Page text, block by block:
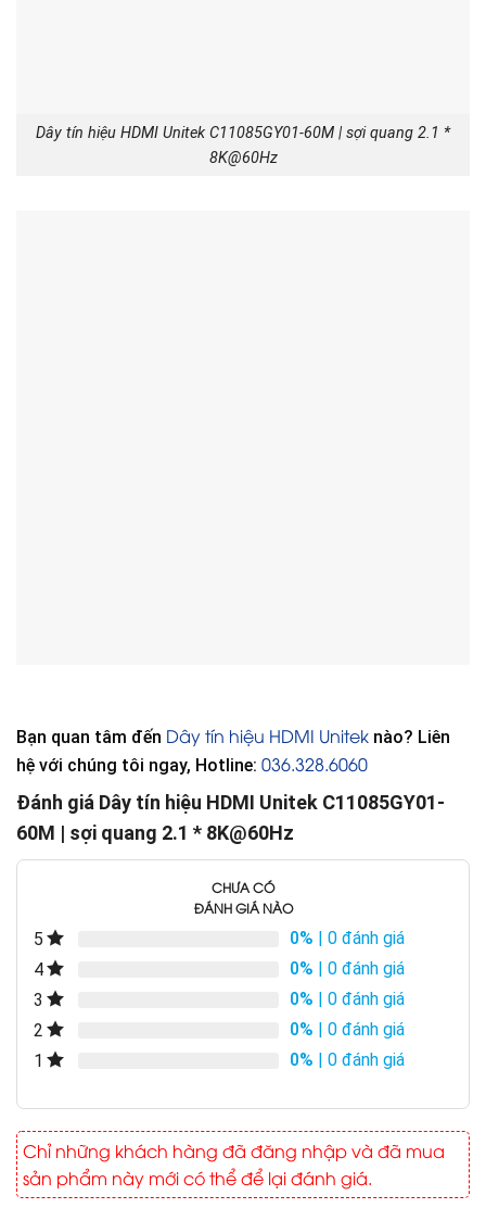
Dây tín hiệu HDMI Unitek C11085GY01-60M | sợi quang 2.1 *
8K@60Hz
Bạn quan tâm đến Dây tín hiệu HDMI Unitek nào? Liên
hệ với chúng tôi ngay, Hotline: 036.328.6060
Đánh giá Dây tín hiệu HDMI Unitek C11085GY01-
60M | sợi quang 2.1 * 8K@60Hz
CHƯA CÓ
ĐÁNH GIÁ NÀO
5 0% | 0 đánh giá
4
0% | 0 đánh giá
3
0% | 0 đánh giá
2
0% | 0 đánh giá
1
0% | 0 đánh giá
Chỉ những khách hàng đã đăng nhập và đã mua
sản phẩm này mới có thể để lại đánh giá.